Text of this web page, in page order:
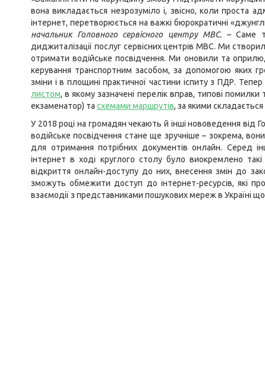
вона викладається незрозуміло і, звісно, коли проста
інтернет, перетворюється на важкі бюрократичні
начальник Головного сервісного центру МВС. – Саме
диджиталізації послуг сервісних центрів МВС. Ми
отримати водійське посвідчення. Ми оновили та
керування транспортним засобом, за допомогою яких
зміни і в площині практичної частини іспиту з ПДР.
листом, в якому зазначені перелік вправ, типові
екзаменатор) та схемами маршрутів, за якими складається
У 2018 році на громадян чекають й інші нововедення від
водійське посвідчення стане ще зручніше – зокрема,
для отримання потрібних документів онлайн. Серед
інтернет в ході круглого столу було виокремлено
відкриття онлайн-доступу до них, внесення змін до
зможуть обмежити доступ до інтернет-ресурсів, які
взаємодії з представниками пошукових мереж в Україні